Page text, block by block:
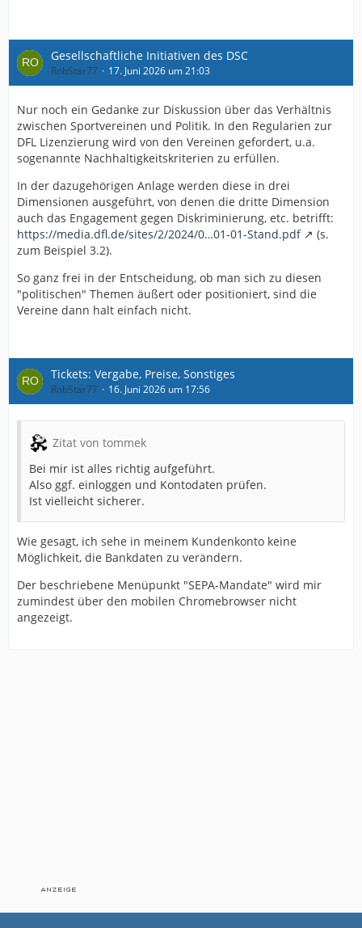
Gesellschaftliche Initiativen des DSC
RobStar77 17. Juni 2026 um 21:03
Nur noch ein Gedanke zur Diskussion über das Verhältnis
zwischen Sportvereinen und Politik. In den Regularien zur
DFL Lizenzierung wird von den Vereinen gefordert, u.a.
sogenannte Nachhaltigkeitskriterien zu erfüllen.
In der dazugehörigen Anlage werden diese in drei
Dimensionen ausgeführt, von denen die dritte Dimension
auch das Engagement gegen Diskriminierung, etc. betrifft:
https://media.dfl.de/sites/2/2024/0…01-01-Stand.pdf
(s.
zum Beispiel 3.2).
So ganz frei in der Entscheidung, ob man sich zu diesen
"politischen" Themen äußert oder positioniert, sind die
Vereine dann halt einfach nicht.
Tickets: Vergabe, Preise, Sonstiges
RobStar77 16. Juni 2026 um 17:56
Zitat von tommek
Bei mir ist alles richtig aufgeführt.
Also ggf. einloggen und Kontodaten prüfen.
Ist vielleicht sicherer.
Wie gesagt, ich sehe in meinem Kundenkonto keine
Möglichkeit, die Bankdaten zu verändern.
Der beschriebene Menüpunkt "SEPA-Mandate" wird mir
zumindest über den mobilen Chromebrowser nicht
angezeigt.